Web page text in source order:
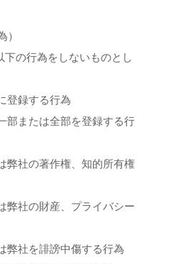
）
下の行為をしないものとし
登録する行為
部または全部を登録する行
弊社の著作権、知的所有権
弊社の財産、プライバシー
弊社を誹謗中傷する行為